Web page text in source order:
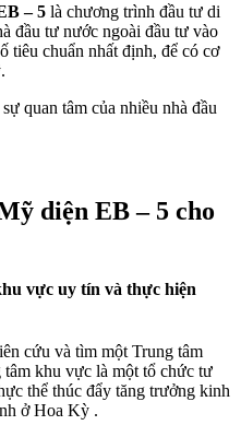
– 5 là chương trình đầu tư di
đầu tư nước ngoài đầu tư vào
tiêu chuẩn nhất định, để có cơ
quan tâm của nhiều nhà đầu
diện EB – 5 cho
vực uy tín và thực hiện
cứu và tìm một Trung tâm
khu vực là một tổ chức tư
thể thúc đẩy tăng trưởng kinh
ở Hoa Kỳ .